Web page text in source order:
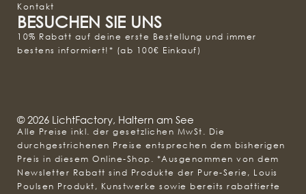
Kontakt
BESUCHEN SIE UNS
10% Rabatt auf deine erste Bestellung und immer
bestens informiert!* (ab 100€ Einkauf)
© 2026 LichtFactory, Haltern am See
Alle Preise inkl. der gesetzlichen MwSt. Die
durchgestrichenen Preise entsprechen dem bisherigen
Preis in diesem Online-Shop. *Ausgenommen von dem
Newsletter Rabatt sind Produkte der Pure-Serie, Louis
Poulsen Produkt, Kunstwerke sowie bereits rabattierte